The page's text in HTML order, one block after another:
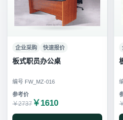
企业采购 快速报价
板式职员办公桌
编号 FW_MZ-016
￥2737 ￥1610